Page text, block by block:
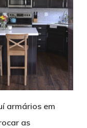
armários em
as